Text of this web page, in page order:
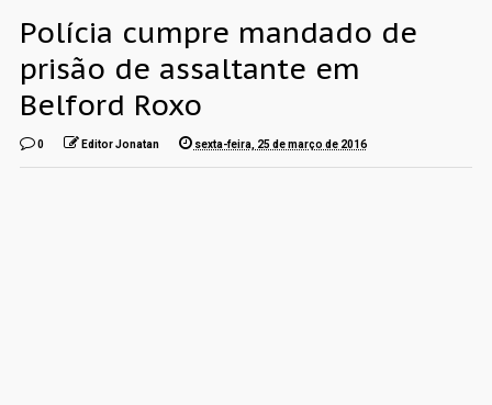
Polícia cumpre mandado de
prisão de assaltante em
Belford Roxo
0 Editor Jonatan sexta-feira, 25 de março de 2016